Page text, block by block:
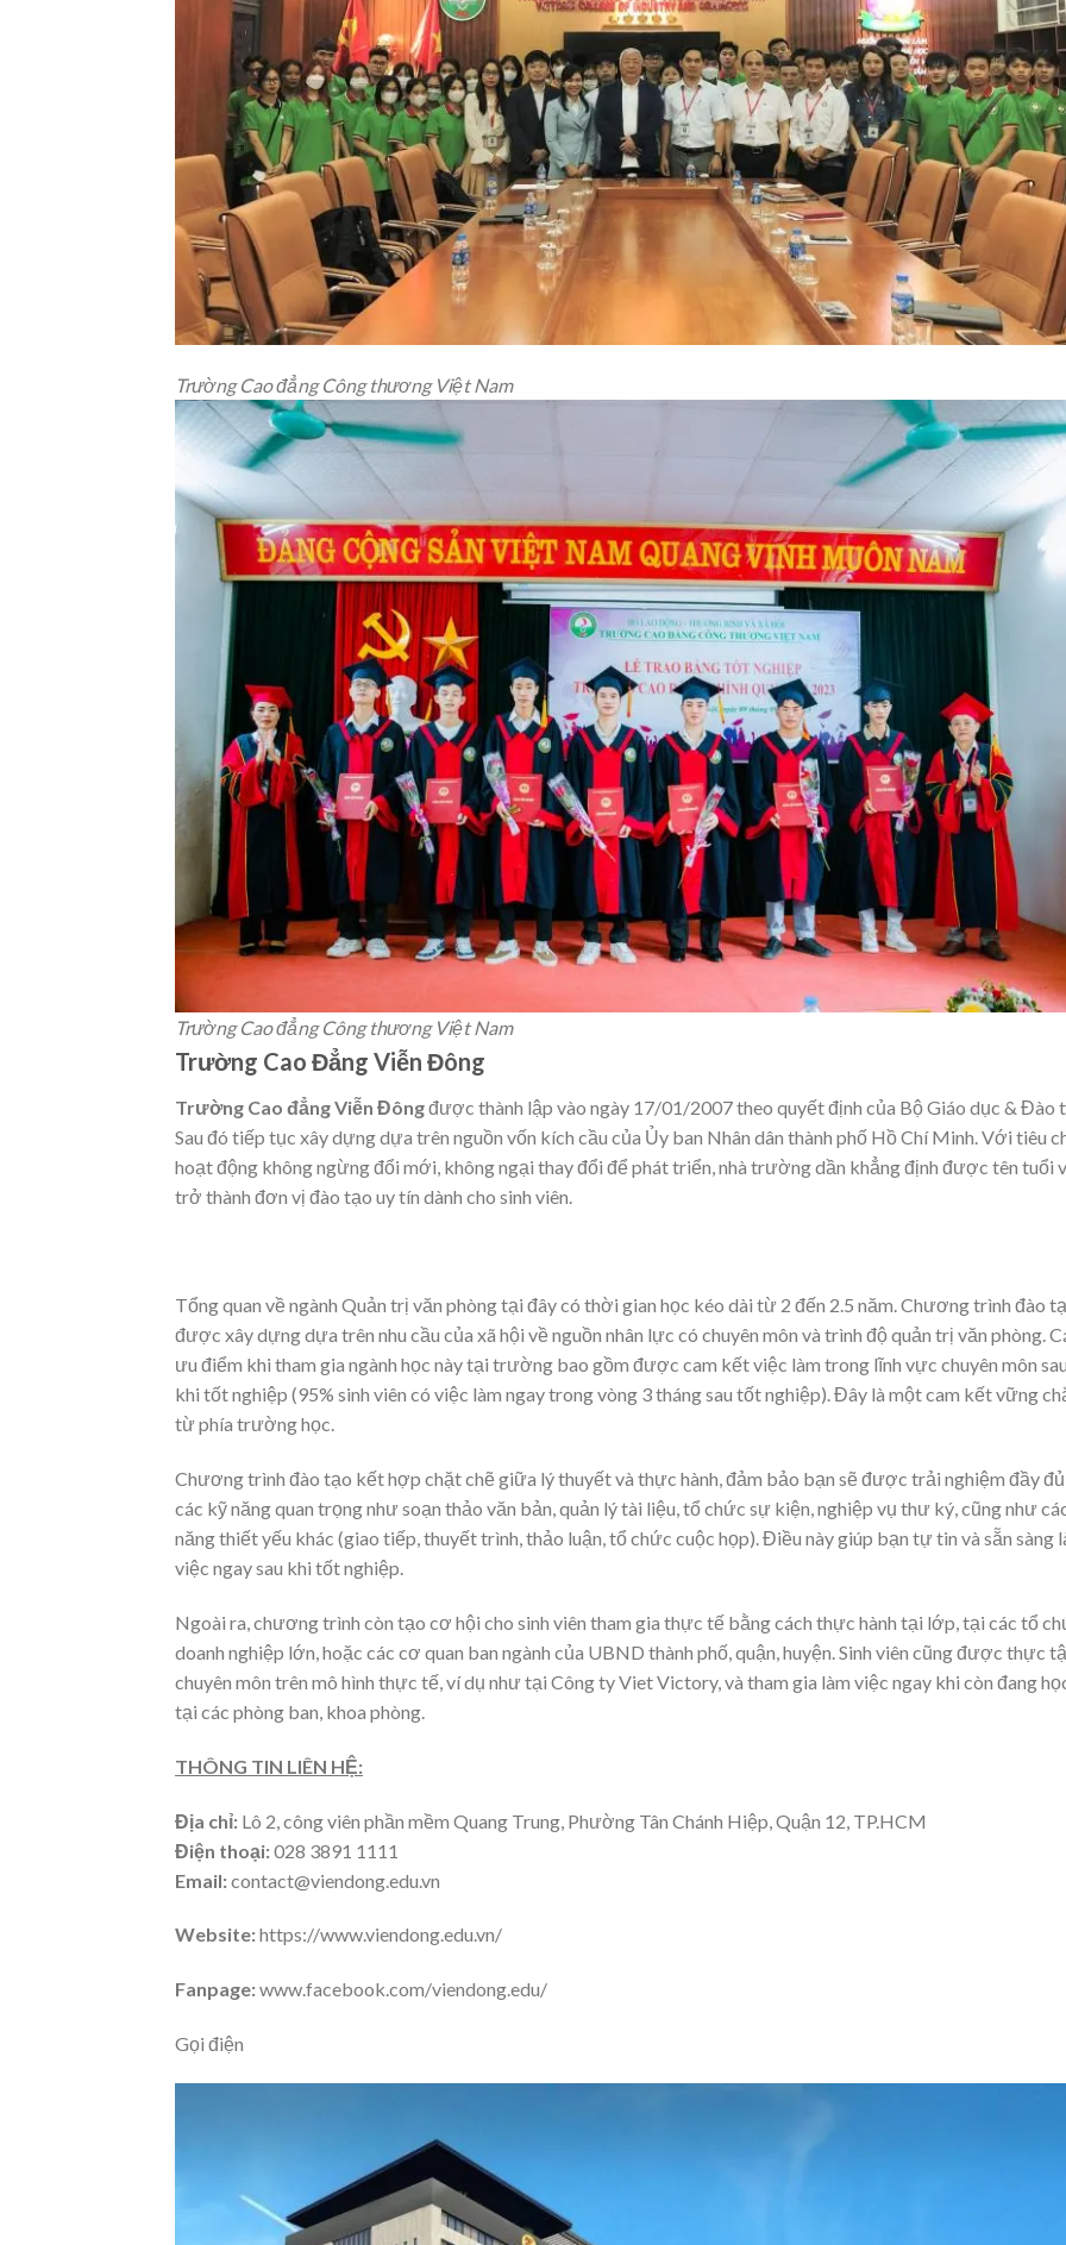
Trường Cao đẳng Công thương Việt Nam
Trường Cao đẳng Công thương Việt Nam
Trường Cao Đẳng Viễn Đông
Trường Cao đẳng Viễn Đôngđược thành lập vào ngày 17/01/2007 theo quyết định của Bộ Giáo dục & Đào
Sau đó tiếp tục xây dựng dựa trên nguồn vốn kích cầu của Ủy ban Nhân dân thành phố Hồ Chí Minh. Với tiêu
hoạt động không ngừng đổi mới, không ngại thay đổi để phát triển, nhà trường dần khẳng định được tên tuổi
trở thành đơn vị đào tạo uy tín dành cho sinh viên.
Tổng quan về ngành Quản trị văn phòng tại đây có thời gian học kéo dài từ 2 đến 2.5 năm. Chương trình đào
được xây dựng dựa trên nhu cầu của xã hội về nguồn nhân lực có chuyên môn và trình độ quản trị văn phòng.
ưu điểm khi tham gia ngành học này tại trường bao gồm được cam kết việc làm trong lĩnh vực chuyên môn sau
khi tốt nghiệp (95% sinh viên có việc làm ngay trong vòng 3 tháng sau tốt nghiệp). Đây là một cam kết vững
từ phía trường học.
Chương trình đào tạo kết hợp chặt chẽ giữa lý thuyết và thực hành, đảm bảo bạn sẽ được trải nghiệm đầy
các kỹ năng quan trọng như soạn thảo văn bản, quản lý tài liệu, tổ chức sự kiện, nghiệp vụ thư ký, cũng như
năng thiết yếu khác (giao tiếp, thuyết trình, thảo luận, tổ chức cuộc họp). Điều này giúp bạn tự tin và sẵn sàng
việc ngay sau khi tốt nghiệp.
Ngoài ra, chương trình còn tạo cơ hội cho sinh viên tham gia thực tế bằng cách thực hành tại lớp, tại các tổ
doanh nghiệp lớn, hoặc các cơ quan ban ngành của UBND thành phố, quận, huyện. Sinh viên cũng được thực
chuyên môn trên mô hình thực tế, ví dụ như tại Công ty Viet Victory, và tham gia làm việc ngay khi còn đang
tại các phòng ban, khoa phòng.
THÔNG TIN LIÊN HỆ:
Địa chỉ: Lô 2, công viên phần mềm Quang Trung, Phường Tân Chánh Hiệp, Quận 12, TP.HCM
Điện thoại:028 3891 1111
Email:contact@viendong.edu.vn
Website:https://www.viendong.edu.vn/
Fanpage:www.facebook.com/viendong.edu/
Gọi điện